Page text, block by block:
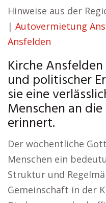
Hinweise aus der
| Autovermietung
Ansfelden
Kirche
und politischer
sie eine
Menschen an
erinnert.
Der wöchentliche
Menschen ein
Struktur und
Gemeinschaft in der